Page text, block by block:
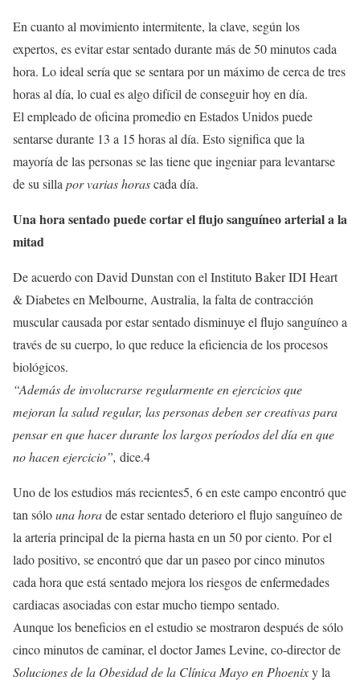
En cuanto al movimiento intermitente, la clave, según los
expertos, es evitar estar sentado durante más de 50 minutos cada
hora. Lo ideal sería que se sentara por un máximo de cerca de tres
horas al día, lo cual es algo difícil de conseguir hoy en día.
El empleado de oficina promedio en Estados Unidos puede
sentarse durante 13 a 15 horas al día. Esto significa que la
mayoría de las personas se las tiene que ingeniar para levantarse
de su silla por varias horascada día.
Una hora sentado puede cortar el flujo sanguíneo arterial a la
mitad
De acuerdo con David Dunstan con el Instituto Baker IDI Heart
& Diabetes en Melbourne, Australia, la falta de contracción
muscular causada por estar sentado disminuye el flujo sanguíneo a
través de su cuerpo, lo que reduce la eficiencia de los procesos
biológicos.
“Además de involucrarse regularmente en ejercicios que
mejoran la salud regular, las personas deben ser creativas para
pensar en que hacer durante los largos períodos del día en que
no hacen ejercicio”, dice.4
Uno de los estudios más recientes5, 6 en este campo encontró que
tan sólouna horade estar sentado deterioro el flujo sanguíneo de
la arteria principal de la pierna hasta en un 50 por ciento. Por el
lado positivo, se encontró que dar un paseo por cinco minutos
cada hora que está sentado mejora los riesgos de enfermedades
cardiacas asociadas con estar mucho tiempo sentado.
Aunque los beneficios en el estudio se mostraron después de sólo
cinco minutos de caminar, el doctor James Levine, co-director de
Soluciones de la Obesidad de la Clínica Mayo en Phoenixy la